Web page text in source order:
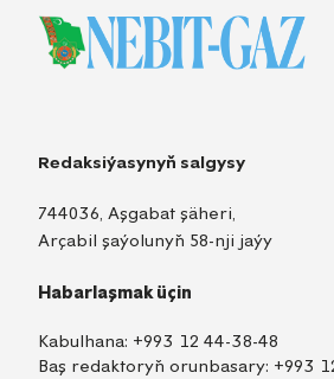
Redaksiýasynyň salgysy
744036, Aşgabat şäheri,
Arçabil şaýolunyň 58-nji jaýy
Habarlaşmak üçin
Kabulhana: +993 12 44-38-48
Baş redaktoryň orunbasary: +993